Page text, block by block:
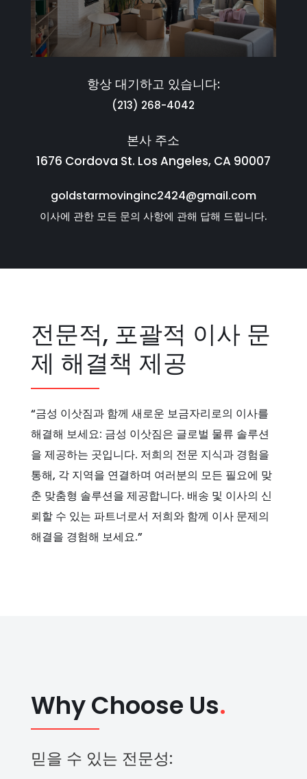
항상 대기하고 있습니다:
(213) 268-4042
본사 주소
1676 Cordova St. Los Angeles, CA 90007
goldstarmovinginc2424@gmail.com
이사에 관한 모든 문의 사항에 관해 답해 드립니다.
전문적, 포괄적 이사 문
제 해결책 제공
“금성 이삿짐과 함께 새로운 보금자리로의 이사를
해결해 보세요: 금성 이삿짐은 글로벌 물류 솔루션
을 제공하는 곳입니다. 저희의 전문 지식과 경험을
통해, 각 지역을 연결하며 여러분의 모든 필요에 맞
춘 맞춤형 솔루션을 제공합니다. 배송 및 이사의 신
뢰할 수 있는 파트너로서 저희와 함께 이사 문제의
해결을 경험해 보세요.”
Why Choose Us.
믿을 수 있는 전문성: